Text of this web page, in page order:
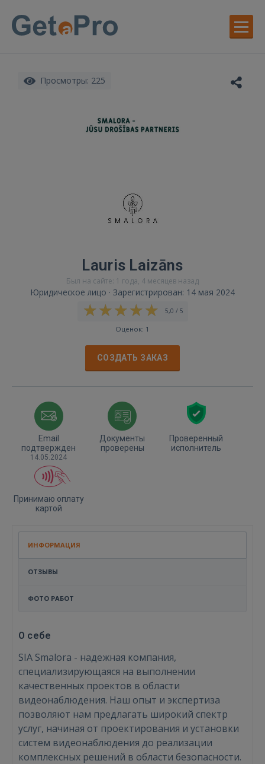
Просмотры: 225
Lauris Laizāns
Был на сайте: 1 года, 4 месяцев назад
Юридическое лицо · Зарегистрирован: 14 мая 2024
5,0 / 5
Оценок: 1
СОЗДАТЬ ЗАКАЗ
Email
подтвержден
14.05.2024
Документы
проверены
Проверенный
исполнитель
Принимаю оплату
картой
ИНФОРМАЦИЯ
ОТЗЫВЫ
ФОТО РАБОТ
О себе
SIA Smalora - надежная компания,
специализирующаяся на выполнении
качественных проектов в области
видеонаблюдения. Наш опыт и экспертиза
позволяют нам предлагать широкий спектр
услуг, начиная от проектирования и установки
систем видеонаблюдения до реализации
комплексных решений в области безопасности.